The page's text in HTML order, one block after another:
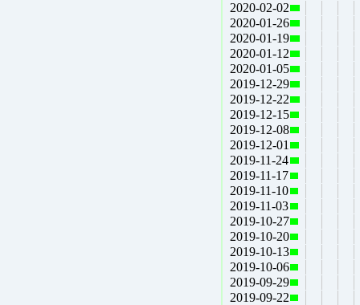
2020-02-02
2020-01-26
2020-01-19
2020-01-12
2020-01-05
2019-12-29
2019-12-22
2019-12-15
2019-12-08
2019-12-01
2019-11-24
2019-11-17
2019-11-10
2019-11-03
2019-10-27
2019-10-20
2019-10-13
2019-10-06
2019-09-29
2019-09-22